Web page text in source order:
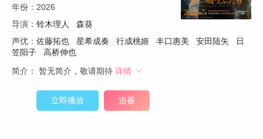
年份：2026
导演： 铃木理人
森葵
声优： 佐藤拓也 星希成奏 行成桃姬 丰口惠美 安田陆矢
日
笠阳子
高桥伸也
简介：
暂无简介，敬请期待 详情
立即播放 追番